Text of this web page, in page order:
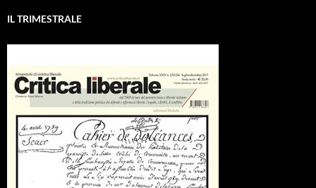
IL TRIMESTRALE